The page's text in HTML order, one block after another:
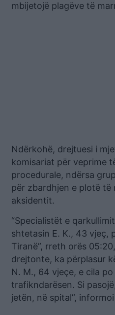
mbijetojë plagëve të
Ndërkohë, drejtuesi i
komisariat për veprime
procedurale, ndërsa
për zbardhjen e plotë të
aksidentit.
“Specialistët e
shtetasin E. K., 43 vjeç,
Tiranë”, rreth orës
drejtonte, ka përplasur
N. M., 64 vjeçe, e cila
trafikndarësen. Si
jetën, në spital”,